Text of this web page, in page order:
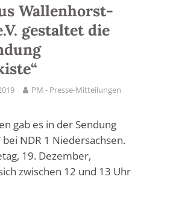
Wallenhorst-
gestaltet die
PM - Presse-Mitteilungen
gab es in der Sendung
bei NDR 1 Niedersachsen.
19. Dezember,
zwischen 12 und 13 Uhr